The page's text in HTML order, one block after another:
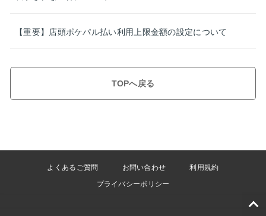
【重要】店頭ポケパル払い利用上限金額の設定について
TOPへ戻る
よくあるご質問 お問い合わせ
利用規約
プライバシーポリシー